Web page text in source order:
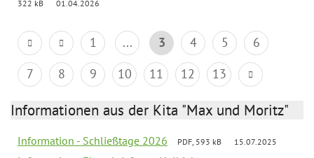
322 kB 01.04.2026
1 ... 3 4 5
6
7
8 9 10 11 12 13
Informationen aus der Kita "Max und Moritz"
Information - Schließtage 2026 PDF, 593 kB 15.07.2025